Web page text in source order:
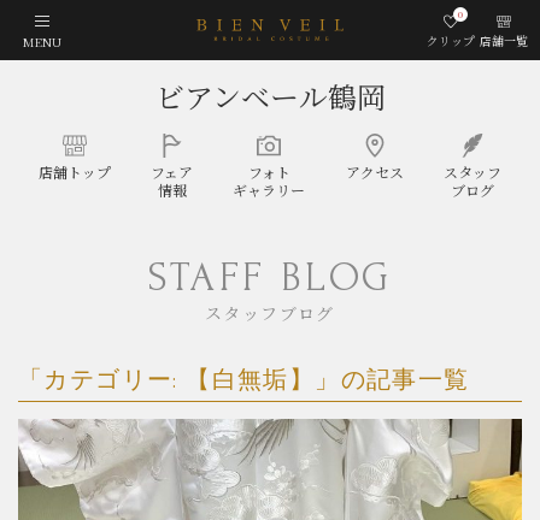
MENU クリップ
0
店舗一覧
ビアンベール鶴岡
店舗トップ
フェア
情報
フォト
ギャラリー
アクセス
スタッフ
ブログ
STAFF BLOG
スタッフブログ
「カテゴリー: 【白無垢】 」の記事一覧